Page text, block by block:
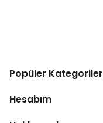
Popüler Kategoriler
Hesabım